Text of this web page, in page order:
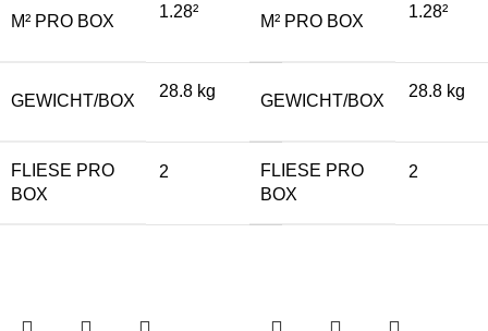
M² PRO BOX
1.28²
GEWICHT/BOX
28.8 kg
FLIESE PRO
BOX
2
M² PRO BOX
1.28²
GEWICHT/BOX
28.8 kg
FLIESE PRO
BOX
2